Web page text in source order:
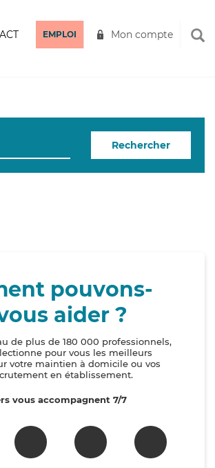
EMPLOI Mon compte
Rechercher
pouvons-
aider ?
de plus de 180 000 professionnels,
pour vous les meilleurs
votre maintien à domicile ou vos
en établissement.
vous accompagnent 7/7